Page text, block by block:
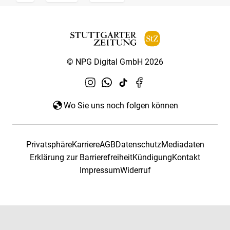
© NPG Digital GmbH 2026
Wo Sie uns noch folgen können
PrivatsphäreKarriereAGBDatenschutzMediadaten
Erklärung zur BarrierefreiheitKündigungKontakt
ImpressumWiderruf